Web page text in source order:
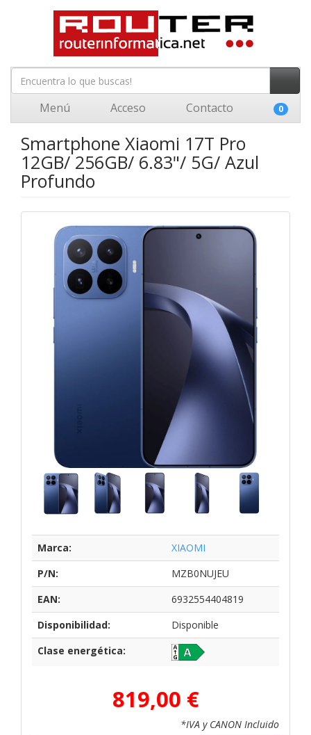
Menú Acceso Contacto 0
Smartphone Xiaomi 17T Pro
12GB/ 256GB/ 6.83"/ 5G/ Azul
Profundo
Marca:
XIAOMI
P/N:
MZB0NUJEU
EAN:
6932554404819
Disponibilidad:
Disponible
Clase energética:
819,00 €
*IVA y CANON Incluido